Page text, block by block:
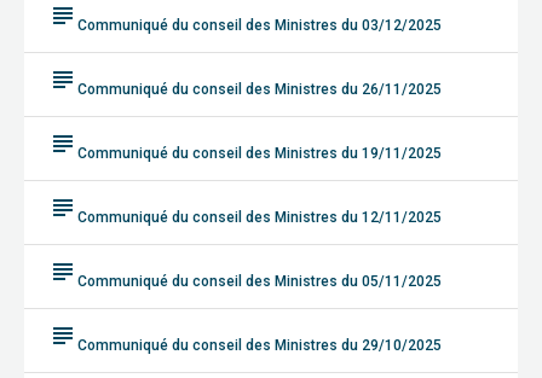
subject Communiqué du conseil des Ministres du 03/12/2025
subject Communiqué du conseil des Ministres du 26/11/2025
subject Communiqué du conseil des Ministres du 19/11/2025
subject Communiqué du conseil des Ministres du 12/11/2025
subject Communiqué du conseil des Ministres du 05/11/2025
subject Communiqué du conseil des Ministres du 29/10/2025